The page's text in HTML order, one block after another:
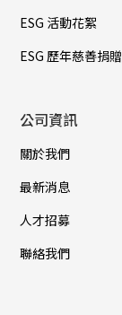
ESG 活動花絮
ESG 歷年慈善捐贈
公司資訊
關於我們
最新消息
人才招募
聯絡我們